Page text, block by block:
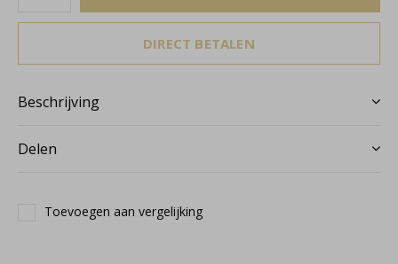
DIRECT BETALEN
Beschrijving
Delen
Toevoegen aan vergelijking